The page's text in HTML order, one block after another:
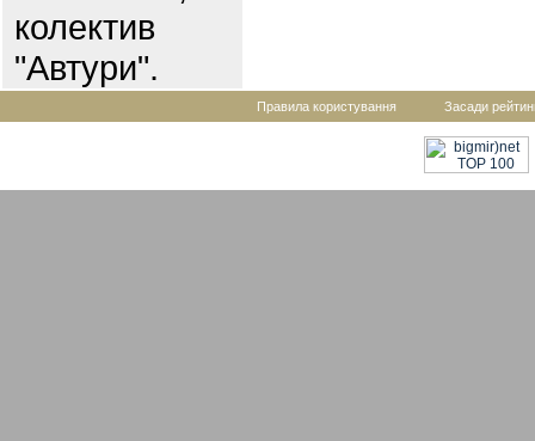
колектив
"Автури".
Правила користування Засади